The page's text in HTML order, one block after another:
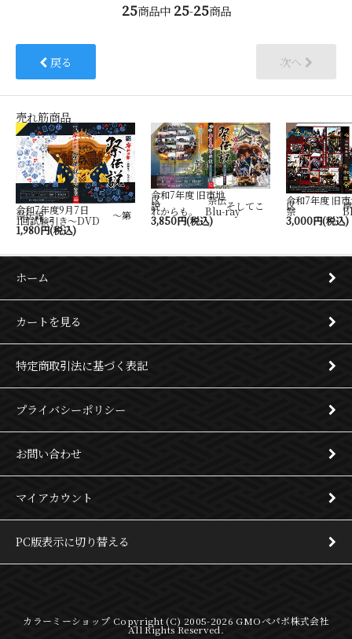
25商品中 25-25商品
戻る 次へ
売れ筋商品
令和7年度9月7日
祭伝説 ～第
1回試験引き～DVD
1,980円(税込)
令和7年度 旧市地
区 祭伝
説 そしてこ
れからも。 Blu-ray
3,850円(税込)
令和7年度 旧
区 岸
祭
3,000円(税込)
ホーム
カートを見る
特定商取引法に基づく表記
プライバシーポリシー
お問い合わせ
マイアカウント
PC版表示に切り替える
カラーミーショップ Copyright (C) 2005-2026 GMOペパボ株式会社
All Rights Reserved.